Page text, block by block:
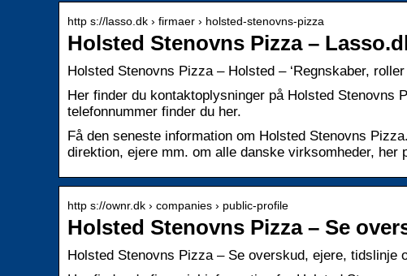
http s://lasso.dk › firmaer › holsted-stenovns-pizza
Holsted Stenovns Pizza –
Holsted Stenovns Pizza – Holsted – ‘Regnskaber,
Her finder du kontaktoplysninger på Holsted
telefonnummer finder du her.
Få den seneste information om Holsted Stenovns
direktion, ejere mm. om alle danske virksomheder, her
http s://ownr.dk › companies › public-profile
Holsted Stenovns Pizza – Se
Holsted Stenovns Pizza – Se overskud, ejere, tidslinje